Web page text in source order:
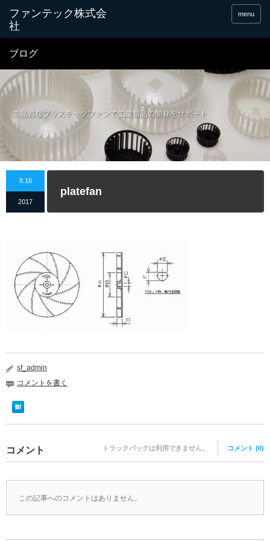
menu
ブログ
8.16
2017
platefan
sf_admin
コメントを書く
コメント トラックバックは利用できません。 コメント (0)
この記事へのコメントはありません。